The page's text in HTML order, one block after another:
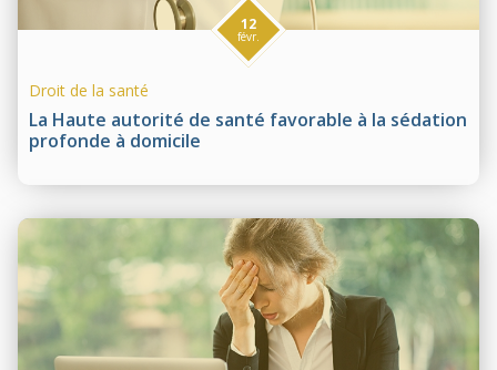
La Haute autorité de santé favorable à la sédation
profonde à domicile
12
févr.
Droit de la santé